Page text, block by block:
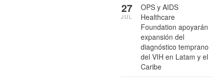
OPS y AIDS
Healthcare
Foundation apoyarán
expansión del
diagnóstico temprano
del VIH en Latam y el
Caribe
27
JUL